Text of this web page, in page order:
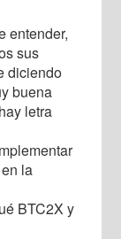
entender,
sus
diciendo
buena
letra
la
BTC2X y